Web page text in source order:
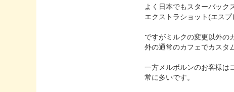
よく日本でもスターバック
エクストラショット(エス
ですがミルクの変更以外の
外の通常のカフェでカスタ
一方メルボルンのお客様は
常に多いです。